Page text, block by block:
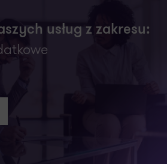
usług z zakresu: